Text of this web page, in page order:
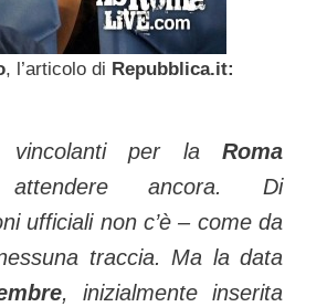
, l’articolo di Repubblica.it:
vincolanti per la Roma
attendere ancora. Di
ufficiali non c’è – come da
traccia. Ma la data
, inizialmente inserita